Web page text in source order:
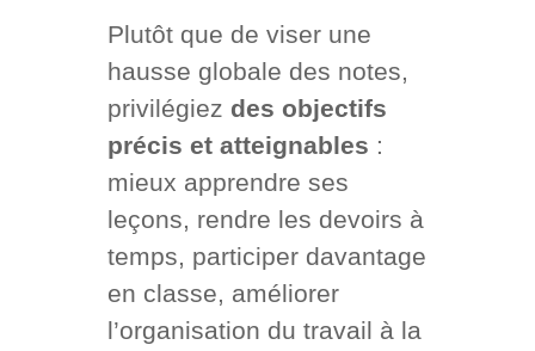
Plutôt que de viser une
hausse globale des notes,
privilégiez des objectifs
précis et atteignables :
mieux apprendre ses
leçons, rendre les devoirs à
temps, participer davantage
en classe, améliorer
l’organisation du travail à la